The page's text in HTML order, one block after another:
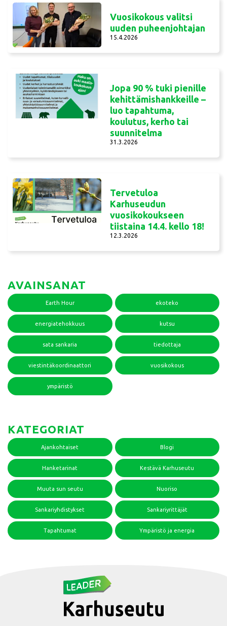
Vuosikokous valitsi
uuden puheenjohtajan
15.4.2026
Jopa 90 % tuki pienille
kehittämishankkeille –
luo tapahtuma,
koulutus, kerho tai
suunnitelma
31.3.2026
Tervetuloa
Karhuseudun
vuosikokoukseen
tiistaina 14.4. kello 18!
12.3.2026
AVAINSANAT
Earth Hour ekoteko
energiatehokkuus kutsu
sata sankaria tiedottaja
viestintäkoordinaattori vuosikokous
ympäristö
KATEGORIAT
Ajankohtaiset Blogi
Hanketarinat Kestävä Karhuseutu
Muuta sun seutu Nuoriso
Sankariyhdistykset Sankariyrittäjät
Tapahtumat Ympäristö ja energia